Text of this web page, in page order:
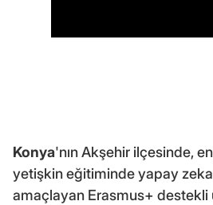
Konya'nın Akşehir ilçesinde,
yetişkin eğitiminde yapay zeka
amaçlayan Erasmus+ destekli